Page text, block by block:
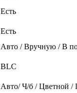
Есть
Есть
Авто / Вручную / В
BLC
Авто/ Ч/б / Цветной /